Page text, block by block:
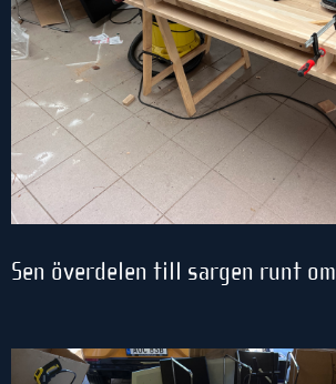
Sen överdelen till sargen runt om